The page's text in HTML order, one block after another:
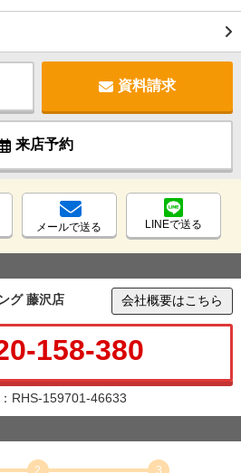
資料請求
来店予約
メールで送る LINEで送る
グ 藤沢店 会社概要はこちら
158-380
RHS-159701-46633
2
3